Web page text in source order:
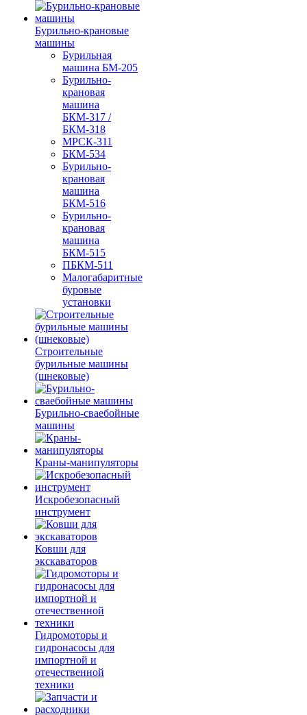
Бурильно-крановые
машины
Бурильная
машина БМ-205
Бурильно-
крановая
машина
БКМ-317 /
БКМ-318
МРСК-311
БКМ-534
Бурильно-
крановая
машина
БКМ-516
Бурильно-
крановая
машина
БКМ-515
ПБКМ-511
Малогабаритные
буровые
установки
Строительные
бурильные машины
(шнековые)
Бурильно-сваебойные
машины
Краны-манипуляторы
Искробезопасный
инструмент
Ковши для
экскаваторов
Гидромоторы и
гидронасосы для
импортной и
отечественной
техники